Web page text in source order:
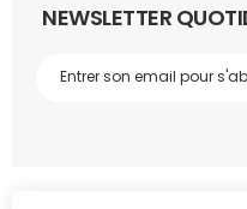
NEWSLETTER